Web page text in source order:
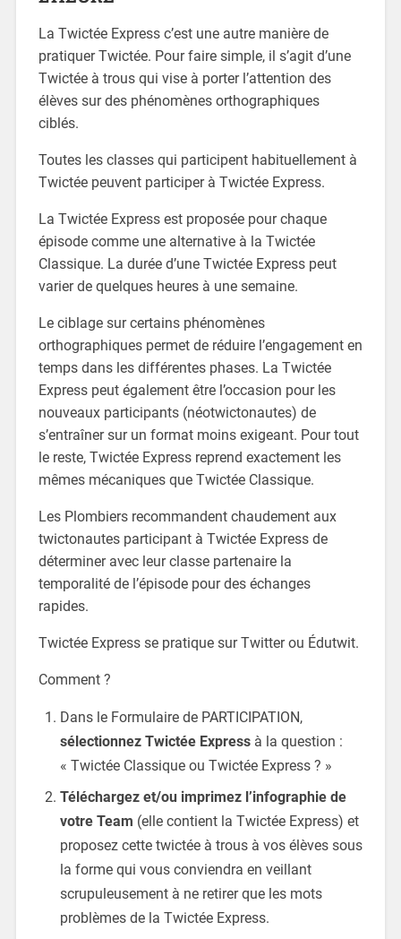
La Twictée Express c’est une autre manière de
pratiquer Twictée. Pour faire simple, il s’agit d’une
Twictée à trous qui vise à porter l’attention des
élèves sur des phénomènes orthographiques
ciblés.
Toutes les classes qui participent habituellement à
Twictée peuvent participer à Twictée Express.
La Twictée Express est proposée pour chaque
épisode comme une alternative à la Twictée
Classique. La durée d’une Twictée Express peut
varier de quelques heures à une semaine.
Le ciblage sur certains phénomènes
orthographiques permet de réduire l’engagement en
temps dans les différentes phases. La Twictée
Express peut également être l’occasion pour les
nouveaux participants (néotwictonautes) de
s’entraîner sur un format moins exigeant. Pour tout
le reste, Twictée Express reprend exactement les
mêmes mécaniques que Twictée Classique.
Les Plombiers recommandent chaudement aux
twictonautes participant à Twictée Express de
déterminer avec leur classe partenaire la
temporalité de l’épisode pour des échanges
rapides.
Twictée Express se pratique sur Twitter ou Édutwit.
Comment ?
Dans le Formulaire de PARTICIPATION,
sélectionnez Twictée Expressà la question :
« Twictée Classique ou Twictée Express ? »
Téléchargez et/ou imprimez l’infographie de
votre Team (elle contient la Twictée Express) et
proposez cette twictée à trous à vos élèves sous
la forme qui vous conviendra en veillant
scrupuleusement à ne retirer que les mots
problèmes de la Twictée Express.